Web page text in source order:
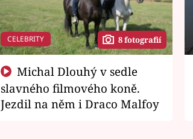
CELEBRITY 8 fotografií
slavného filmového koně.
Jezdil na něm i Draco Malfoy